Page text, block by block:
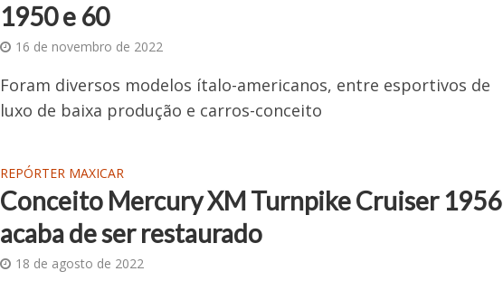
1950 e 60
16 de novembro de 2022
Foram diversos modelos ítalo-americanos, entre esportivos de
luxo de baixa produção e carros-conceito
REPÓRTER MAXICAR
Conceito Mercury XM Turnpike Cruiser 1956
acaba de ser restaurado
18 de agosto de 2022